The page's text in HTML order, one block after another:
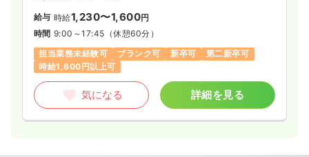
気になる
透析正・准看護師 一般病院
日勤のみ（常勤） 一時募集休止
給与 時給1,230〜1,600円
時間 9:00～17:45 （休憩60分）
担当業務未経験可
ブランク可 新卒可
第二新卒可
時給1,600円以上可
気になる 詳細を見る